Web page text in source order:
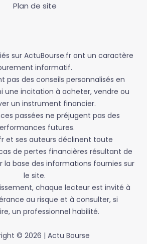
Plan de site
sur ActuBourse.fr ont un caractère
informatif.
pas des conseils personnalisés en
une incitation à acheter, vendre ou
un instrument financier.
passées ne préjugent pas des
futures.
et ses auteurs déclinent toute
de pertes financières résultant de
la base des informations fournies sur
le site.
chaque lecteur est invité à
au risque et à consulter, si
un professionnel habilité.
© 2026 | Actu Bourse